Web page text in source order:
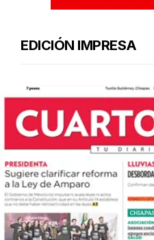
EDICIÓN IMPRESA